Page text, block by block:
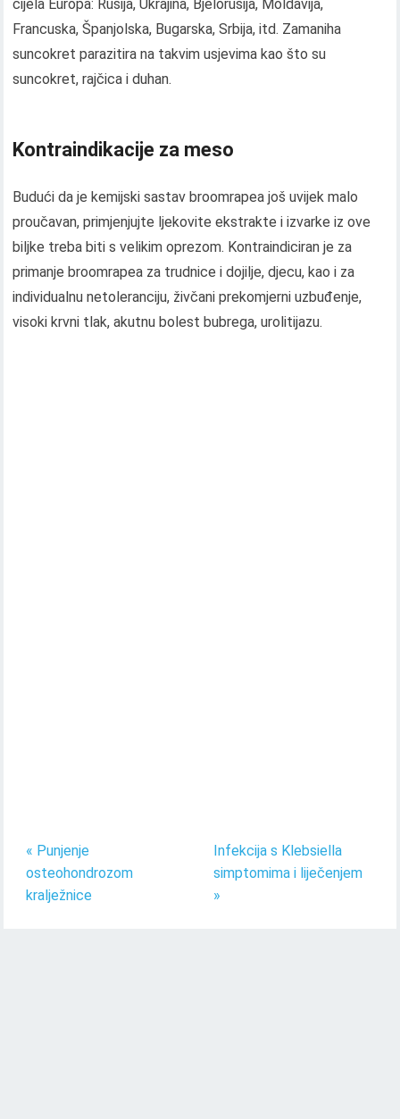
cijela Europa: Rusija, Ukrajina, Bjelorusija, Moldavija,
Francuska, Španjolska, Bugarska, Srbija, itd. Zamaniha
suncokret parazitira na takvim usjevima kao što su
suncokret, rajčica i duhan.
Kontraindikacije za meso
Budući da je kemijski sastav broomrapea još uvijek malo
proučavan, primjenjujte ljekovite ekstrakte i izvarke iz ove
biljke treba biti s velikim oprezom. Kontraindiciran je za
primanje broomrapea za trudnice i dojilje, djecu, kao i za
individualnu netoleranciju, živčani prekomjerni uzbuđenje,
visoki krvni tlak, akutnu bolest bubrega, urolitijazu.
« Punjenje
osteohondrozom
kralježnice
Infekcija s Klebsiella
simptomima i liječenjem
»